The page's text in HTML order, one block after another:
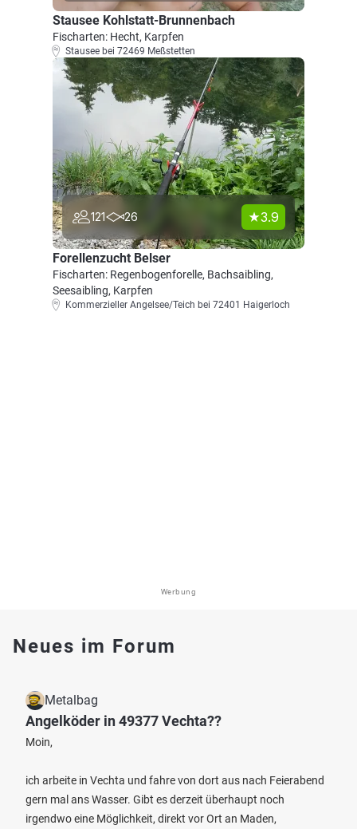
Stausee Kohlstatt-Brunnenbach
Fischarten: Hecht, Karpfen
Stausee bei 72469 Meßstetten
121 26 3.9
Forellenzucht Belser
Fischarten: Regenbogenforelle, Bachsaibling,
Seesaibling, Karpfen
Kommerzieller Angelsee/Teich bei 72401 Haigerloch
Werbung
Neues im Forum
Metalbag
Angelköder in 49377 Vechta??
Moin,
ich arbeite in Vechta und fahre von dort aus nach Feierabend
gern mal ans Wasser. Gibt es derzeit überhaupt noch
irgendwo eine Möglichkeit, direkt vor Ort an Maden,